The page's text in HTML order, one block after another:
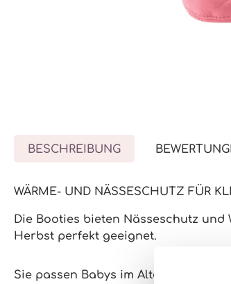
BESCHREIBUNG
WÄRME- UND NÄSSESCHUTZ FÜR
Die Booties bieten Nässeschutz und
Herbst perfekt geeignet.
Sie passen Babys im Alter von 10-